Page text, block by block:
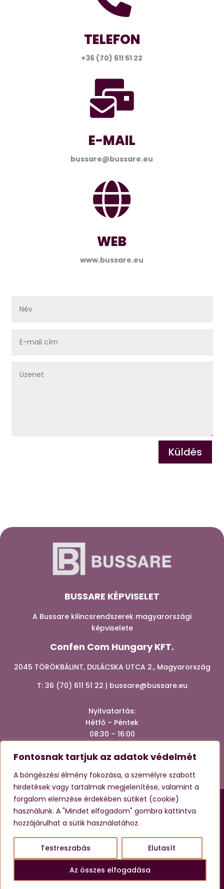
Fontosnak tartjuk az adatok védelmét
A böngészési élmény fokozása, a személyre szabott
hirdetések vagy tartalmak megjelenítése, valamint a
forgalom elemzése érdekében sütiket (cookie)
használunk. A "Mindet elfogadom" gombra kattintva
hozzájárulhat a sütik használatához.
Testreszabás Elutasít
Az összes elfogadása
TELEFON
+36 (70) 611 51 22

E-MAIL
bussare@bussare.eu

WEB
www.bussare.eu
Küldés
BUSSARE KÉPVISELET
A Bussare kilincsrendszerek magyarországi
képviselete
Confen Com Hungary KFT.
2045 TÖRÖKBÁLINT, DULÁCSKA UTCA 2., Magyarország
T: 36 (70) 611 51 22 | bussare@bussare.eu
Nyitvatartás:
Hétfő – Péntek
08:30 – 16:00

Ez az oldal reCAPTCHA-val védett, és a GoogleAdatvédelmi
irányelveiésSzolgáltatási feltételei
© 2025 | Confen Com Hungary Kft. – Minden jog
fenntartva!